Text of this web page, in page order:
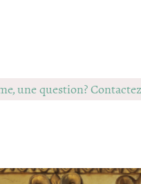
une question?